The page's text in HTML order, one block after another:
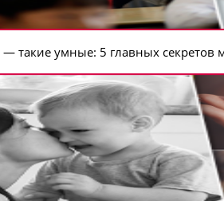
такие умные: 5 главных секретов